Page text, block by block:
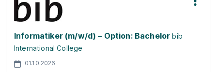
Informatiker (m/w/d) – Option: Bachelor bib
International College
01.10.2026